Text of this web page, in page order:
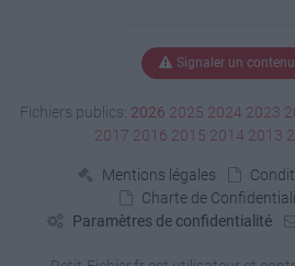
Signaler un
Fichiers publics: 2026 2025 2024 2023
2017 2016 2015 2014 2013
Mentions légales
Charte de
Paramètres de confidentialité